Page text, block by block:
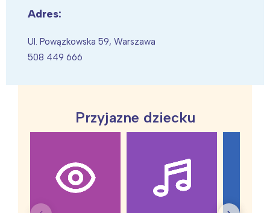
Adres:
Ul. Powązkowska 59, Warszawa
508 449 666
Przyjazne dziecku